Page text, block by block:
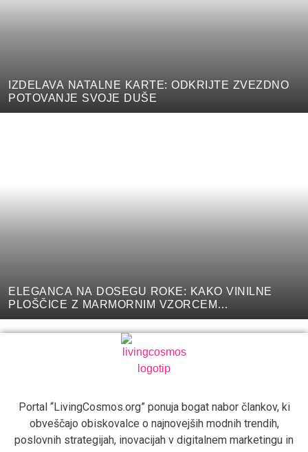
IZDELAVA NATALNE KARTE: ODKRIJTE ZVEZDNO
POTOVANJE SVOJE DUŠE
ELEGANCA NA DOSEGU ROKE: KAKO VINILNE
PLOŠČICE Z MARMORNIM VZORCEM
SPREMINJAJO NOTRANJOST
Portal “LivingCosmos.org” ponuja bogat nabor člankov, ki
obveščajo obiskovalce o najnovejših modnih trendih,
poslovnih strategijah, inovacijah v digitalnem marketingu in